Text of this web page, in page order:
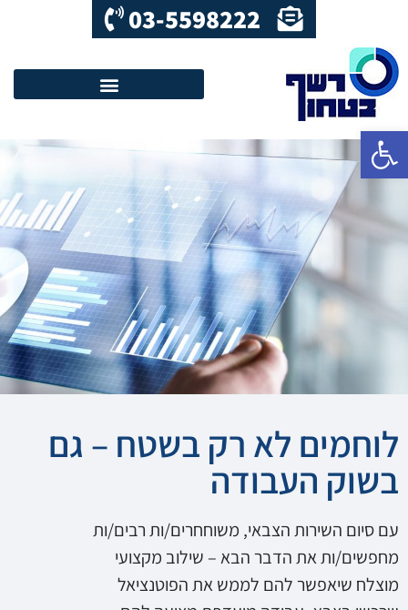
פתח סרגל נגישות
03-5598222
לוחמים לא רק בשטח – גם
בשוק העבודה
עם סיום השירות הצבאי, משוחחרים/ות רבים/ות
מחפשים/ות את הדבר הבא – שילוב מקצועי
מוצלח שיאפשר להם לממש את הפוטנציאל